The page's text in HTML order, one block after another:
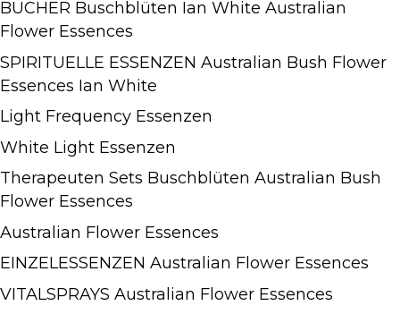
BÜCHER Buschblüten Ian White Australian
Flower Essences
SPIRITUELLE ESSENZEN Australian Bush Flower
Essences Ian White
Light Frequency Essenzen
White Light Essenzen
Therapeuten Sets Buschblüten Australian Bush
Flower Essences
Australian Flower Essences
EINZELESSENZEN Australian Flower Essences
VITALSPRAYS Australian Flower Essences